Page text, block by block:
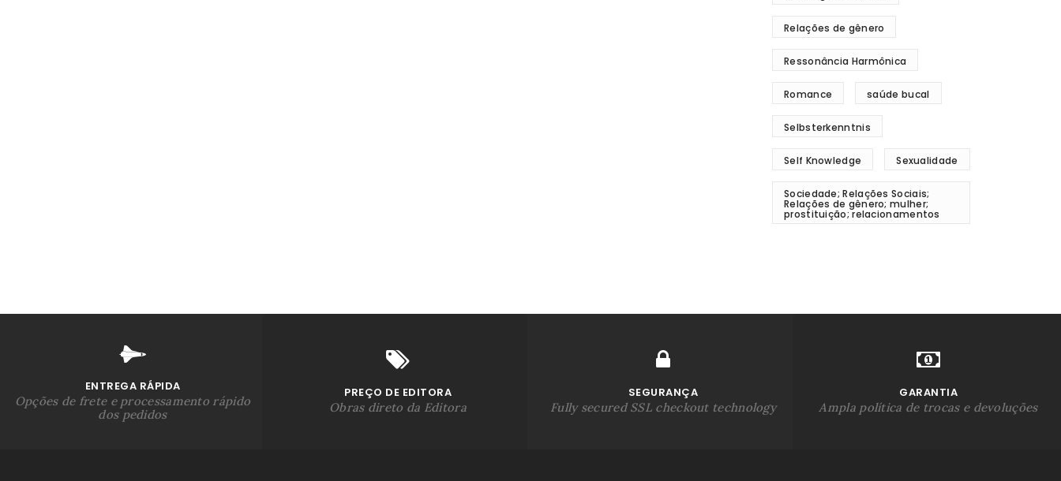
Relações de gênero
Ressonância Harmônica
Romance saúde bucal
Selbsterkenntnis
Self Knowledge Sexualidade
Sociedade; Relações Sociais;
Relações de gênero; mulher;
prostituição; relacionamentos
ENTREGA RÁPIDA
Opções de frete e processamento rápido
dos pedidos
PREÇO DE EDITORA
Obras direto da Editora
SEGURANÇA
Fully secured SSL checkout technology
GARANTIA
Ampla política de trocas e devoluções